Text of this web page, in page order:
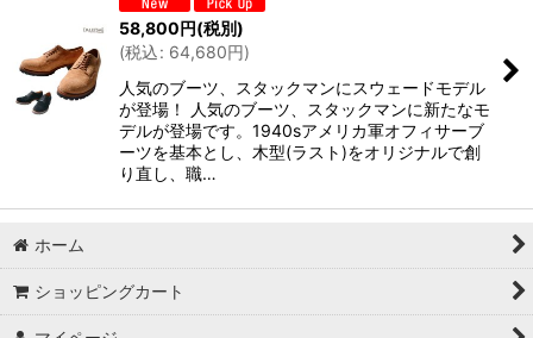
58,800円(税別)
(税込: 64,680円)
人気のブーツ、スタックマンにスウェードモデル
が登場！ 人気のブーツ、スタックマンに新たなモ
デルが登場です。1940sアメリカ軍オフィサーブ
ーツを基本とし、木型(ラスト)をオリジナルで創
り直し、職…
ホーム
ショッピングカート